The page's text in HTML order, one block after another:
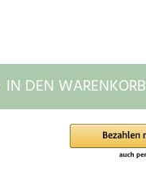
IN DEN WARENKORB